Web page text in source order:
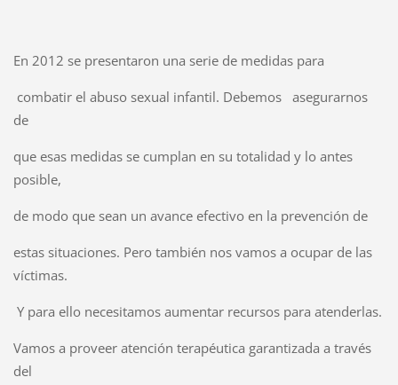
En 2012 se presentaron una serie de medidas para
combatir el abuso sexual infantil. Debemos asegurarnos
de
que esas medidas se cumplan en su totalidad y lo antes
posible,
de modo que sean un avance efectivo en la prevención de
estas situaciones. Pero también nos vamos a ocupar de las
víctimas.
Y para ello necesitamos aumentar recursos para atenderlas.
Vamos a proveer atención terapéutica garantizada a través
del